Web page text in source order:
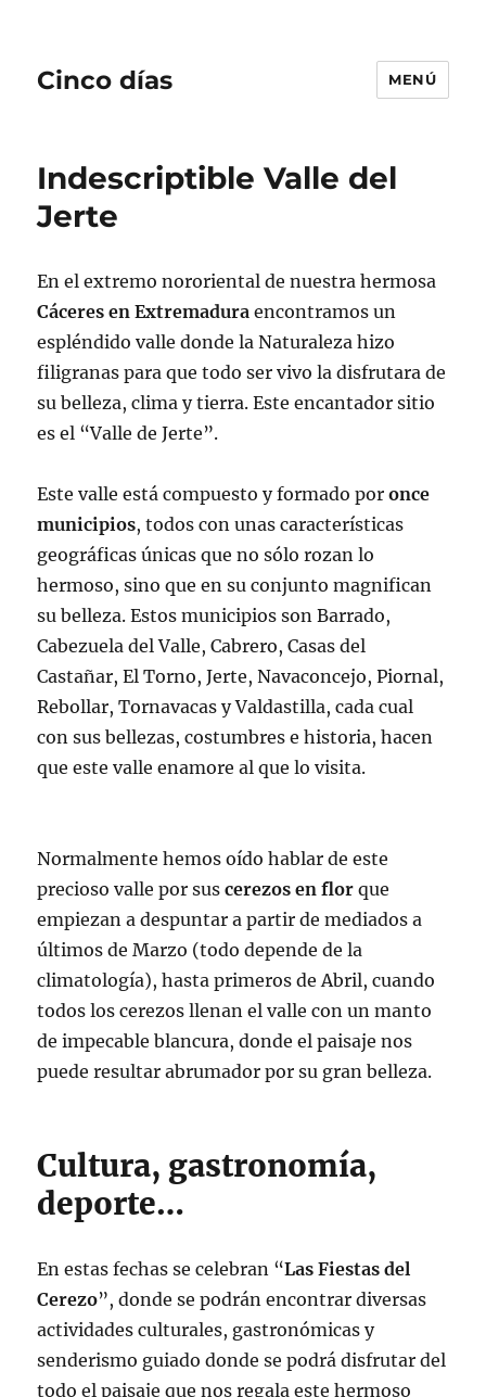
Cinco días MENÚ
Indescriptible Valle del
Jerte
En el extremo nororiental de nuestra hermosa
Cáceres en Extremadura encontramos un
espléndido valle donde la Naturaleza hizo
filigranas para que todo ser vivo la disfrutara de
su belleza, clima y tierra. Este encantador sitio
es el “Valle de Jerte”.
Este valle está compuesto y formado poronce
municipios, todos con unas características
geográficas únicas que no sólo rozan lo
hermoso, sino que en su conjunto magnifican
su belleza. Estos municipios son Barrado,
Cabezuela del Valle, Cabrero, Casas del
Castañar, El Torno, Jerte, Navaconcejo, Piornal,
Rebollar, Tornavacas y Valdastilla, cada cual
con sus bellezas, costumbres e historia, hacen
que este valle enamore al que lo visita.
Normalmente hemos oído hablar de este
precioso valle por suscerezos en flor que
empiezan a despuntar a partir de mediados a
últimos de Marzo (todo depende de la
climatología), hasta primeros de Abril, cuando
todos los cerezos llenan el valle con un manto
de impecable blancura, donde el paisaje nos
puede resultar abrumador por su gran belleza.
Cultura, gastronomía,
deporte…
En estas fechas se celebran “Las Fiestas del
Cerezo”, donde se podrán encontrar diversas
actividades culturales, gastronómicas y
senderismo guiado donde se podrá disfrutar del
todo el paisaje que nos regala este hermoso